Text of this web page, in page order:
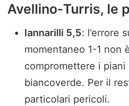
Avellino-Turris, le
Iannarilli 5,5: l’errore
momentaneo 1-1 non
compromettere i piani
biancoverde. Per il
particolari pericoli.